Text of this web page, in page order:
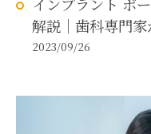
解説｜歯科専門
2023/09/26